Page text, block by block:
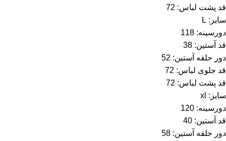
قد پشت لباس: 72
سایز: L
دورسینه: 118
قد آستین: 38
دور حلقه آستین: 52
قد جلوی لباس: 72
قد پشت لباس: 72
سایز: xl
دورسینه: 120
قد آستین: 40
دور حلقه آستین: 58